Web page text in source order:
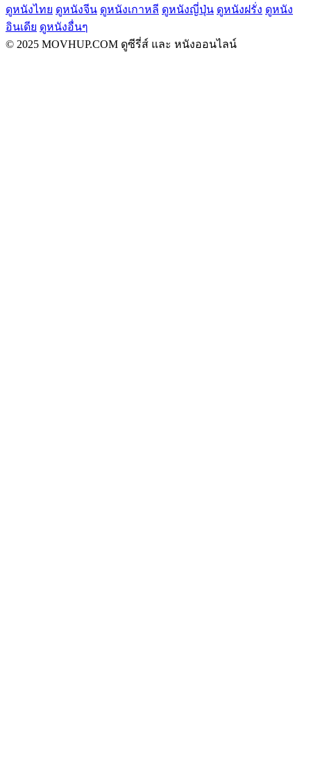
ดูหนังไทย ดูหนังจีน ดูหนังเกาหลี ดูหนังญี่ปุ่น ดูหนังฝรั่ง ดูหนัง
อินเดีย ดูหนังอื่นๆ
© 2025 MOVHUP.COM ดูซีรี่ส์ และ หนังออนไลน์